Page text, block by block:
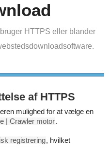
HTTPS eller blander
af HTTPS
mulighed for at vælge en
| Crawler motor.
registrering, hvilket